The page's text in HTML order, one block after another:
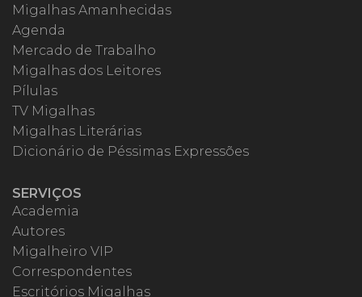
Migalhas Amanhecidas
Agenda
Mercado de Trabalho
Migalhas dos Leitores
Pílulas
TV Migalhas
Migalhas Literárias
Dicionário de Péssimas Expressões
SERVIÇOS
Academia
Autores
Migalheiro VIP
Correspondentes
Escritórios Migalhas